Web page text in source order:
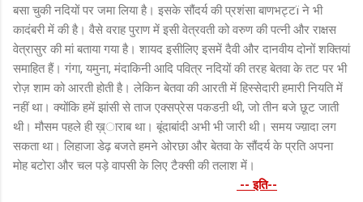
बसा चुकी नदियों पर जमा लिया है। इसके सौंदर्य की प्रशंसा बाणभट्टï ने भी
कादंबरी में की है। वैसे वराह पुराण में इसी वेत्रवती को वरुण की पत्नी और राक्षस
वेत्रासुर की मां बताया गया है। शायद इसीलिए इसमें दैवी और दानवीय दोनों शक्तियां
समाहित हैं। गंगा, यमुना, मंदाकिनी आदि पवित्र नदियों की तरह बेतवा के तट पर भी
रोज़ शाम को आरती होती है। लेकिन बेतवा की आरती में हिस्सेदारी हमारी नियति में
नहीं था। क्योंकि हमें झांसी से ताज एक्सप्रेस पकडऩी थी, जो तीन बजे छूट जाती
थी। मौसम पहले ही ख़्ाराब था। बूंदाबांदी अभी भी जारी थी। समय ज्य़ादा लग
सकता था। लिहाजा डेढ़ बजते हमने ओरछा और बेतवा के सौंदर्य के प्रति अपना
मोह बटोरा और चल पड़े वापसी के लिए टैक्सी की तलाश में।
-- इति--